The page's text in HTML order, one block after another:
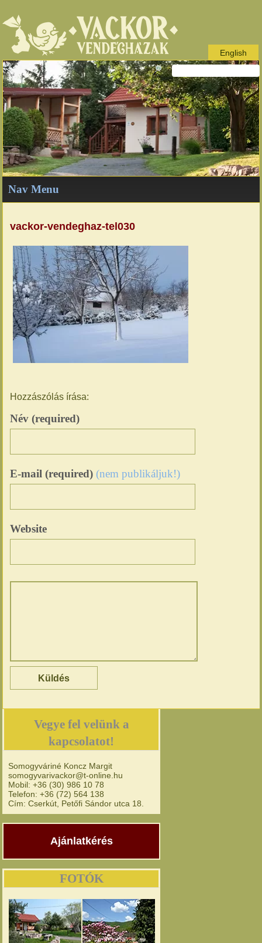
English
Nav Menu
vackor-vendeghaz-tel030
Hozzászólás írása:
Név (required)
E-mail (required) (nem publikáljuk!)
Website
Vegye fel velünk a
kapcsolatot!
Somogyváriné Koncz Margit
somogyvarivackor@t-online.hu
Mobil: +36 (30) 986 10 78
Telefon: +36 (72) 564 138
Cím: Cserkút, Petőfi Sándor utca 18.
Ajánlatkérés
FOTÓK